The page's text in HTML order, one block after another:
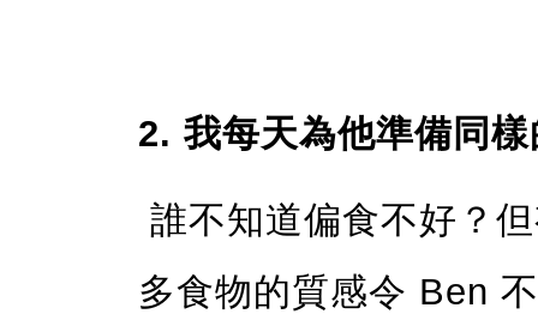
2. 我每天為他準備同
誰不知道偏食不好？
多食物的質感令 Ben